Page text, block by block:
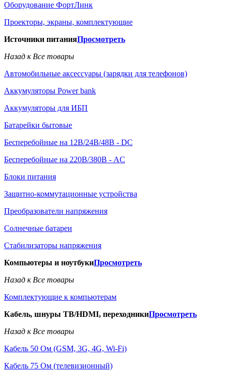
Оборудование ФортЛинк
Проекторы, экраны, комплектующие
Источники питанияПросмотреть
Назад к Все товары
Автомобильные аксессуары (зарядки для телефонов)
Аккумуляторы Power bank
Аккумуляторы для ИБП
Батарейки бытовые
Бесперебойные на 12В/24В/48В - DC
Бесперебойные на 220В/380В - AC
Блоки питания
Защитно-коммутационные устройства
Преобразователи напряжения
Солнечные батареи
Стабилизаторы напряжения
Компьютеры и ноутбукиПросмотреть
Назад к Все товары
Комплектующие к компьютерам
Кабель, шнуры ТВ/HDMI, переходникиПросмотреть
Назад к Все товары
Кабель 50 Ом (GSM, 3G, 4G, Wi-Fi)
Кабель 75 Ом (телевизионный)